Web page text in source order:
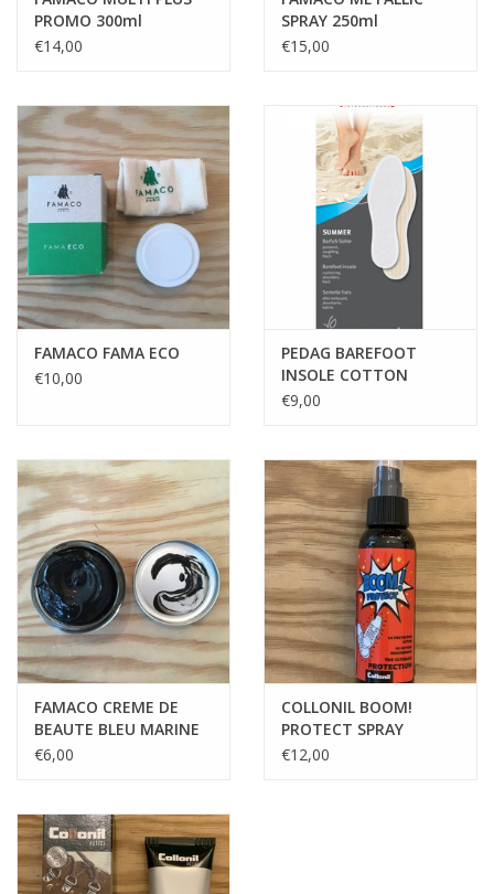
PROMO 300ml
€14,00
SPRAY 250ml
€15,00
FAMACO FAMA ECO
€10,00
PEDAG BAREFOOT
INSOLE COTTON
€9,00
FAMACO CREME DE
BEAUTE BLEU MARINE
345
€6,00
COLLONIL BOOM!
PROTECT SPRAY
SNEAKERS
€12,00